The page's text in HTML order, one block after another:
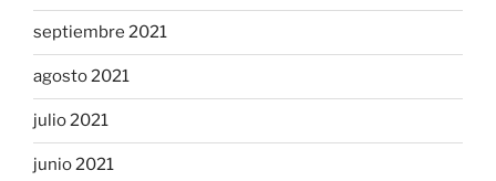
septiembre 2021
agosto 2021
julio 2021
junio 2021